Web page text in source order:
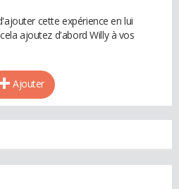
cette expérience en lui
ajoutez d'abord Willy à vos
Ajouter